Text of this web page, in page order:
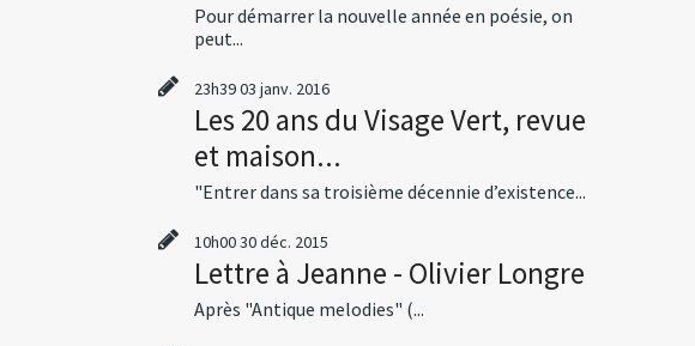
Pour démarrer la nouvelle année en poésie, on
peut...
23h3903 janv. 2016
Les 20 ans du Visage Vert, revue
et maison...
"Entrer dans sa troisième décennie d’existence...
10h0030déc. 2015
Lettre à Jeanne - Olivier Longre
Après "Antique melodies" (...